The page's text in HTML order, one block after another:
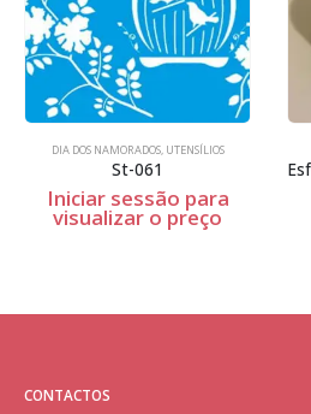
DIA DOS NAMORADOS, UTENSÍLIOS
St-061
Iniciar sessão para
visualizar o preço
CONTACTOS